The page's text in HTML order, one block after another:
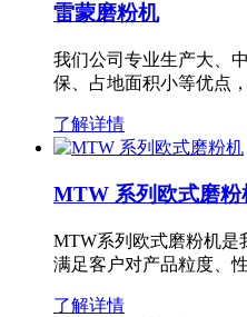
雷蒙磨粉机
我们公司专业生产大、
保、占地面积小等优点
了解详情
MTW 系列欧式磨粉
MTW系列欧式磨粉机是
满足客户对产品粒度、
了解详情